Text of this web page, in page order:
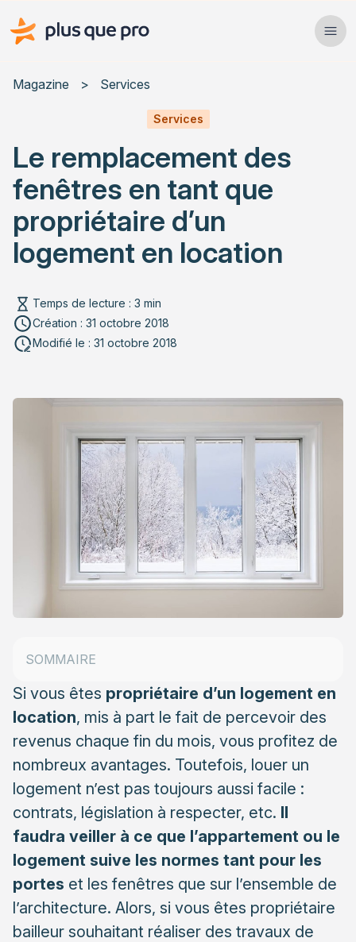
Plus que pro Mag'
Services
Actualités
Magazine > Services
Services
Le remplacement des
fenêtres en tant que
propriétaire d’un
logement en location
Temps de lecture : 3 min
Création : 31 octobre 2018
Modifié le : 31 octobre 2018
Si vous êtes propriétaire d’un logement en
location, mis à part le fait de percevoir des
revenus chaque fin du mois, vous profitez de
nombreux avantages. Toutefois, louer un
logement n’est pas toujours aussi facile :
contrats, législation à respecter, etc. Il
faudra veiller à ce que l’appartement ou le
logement suive les normes tant pour les
portes et les fenêtres que sur l’ensemble de
l’architecture. Alors, si vous êtes propriétaire
bailleur souhaitant réaliser des travaux de
SOMMAIRE
Les aides dont dispose le propriétaire bailleur